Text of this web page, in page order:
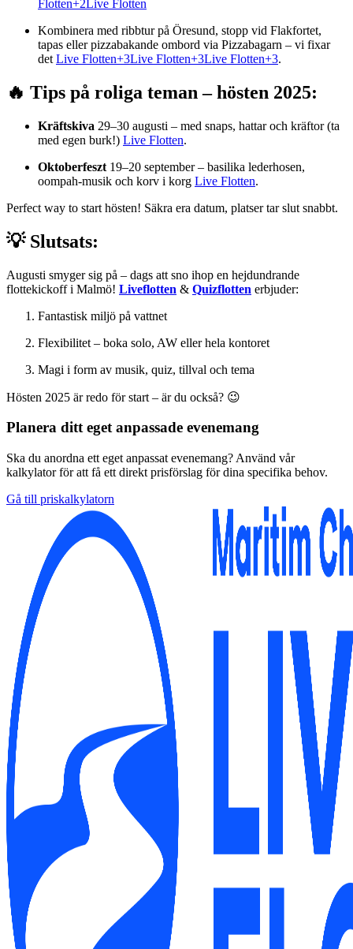
Flotten+2Live Flotten
Kombinera med ribbtur på Öresund, stopp vid Flakfortet,
tapas eller pizzabakande ombord via Pizzabagarn – vi fixar
det Live Flotten+3Live Flotten+3Live Flotten+3.
🔥 Tips på roliga teman – hösten 2025:
Kräftskiva 29–30 augusti – med snaps, hattar och kräftor (ta
med egen burk!) Live Flotten.
Oktoberfeszt 19–20 september – basilika lederhosen,
oompah-musik och korv i korg Live Flotten.
Perfect way to start hösten! Säkra era datum, platser tar slut snabbt.
💡 Slutsats:
Augusti smyger sig på – dags att sno ihop en hejdundrande
flottekickoff i Malmö! Liveflotten & Quizflotten erbjuder:
Fantastisk miljö på vattnet
Flexibilitet – boka solo, AW eller hela kontoret
Magi i form av musik, quiz, tillval och tema
Hösten 2025 är redo för start – är du också? 😉
Planera ditt eget anpassade evenemang
Ska du anordna ett eget anpassat evenemang? Använd vår
kalkylator för att få ett direkt prisförslag för dina specifika behov.
Gå till priskalkylatorn